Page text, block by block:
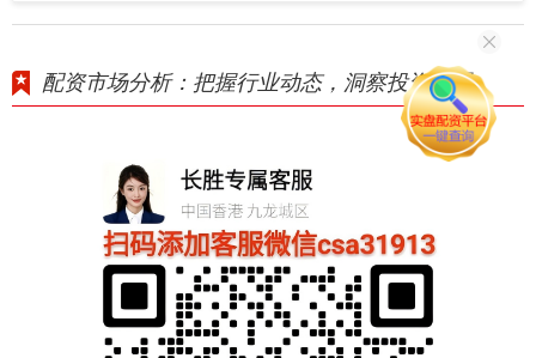
配资市场分析：把握行业动态，洞察投资机遇